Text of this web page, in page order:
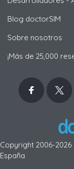
Blog doctorSIM
Sobre nosotros
¡Más de 25,000
Copyright 2006-2026
España